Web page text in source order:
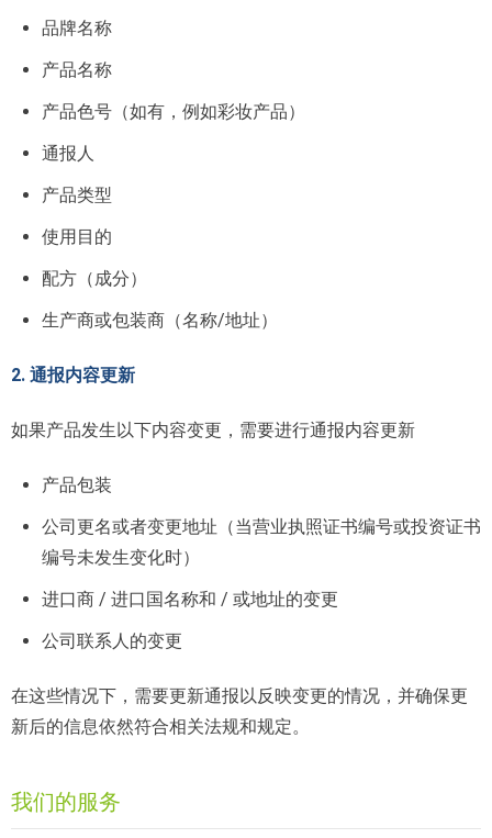
品牌名称
产品名称
产品色号（如有，例如彩妆产品）
通报人
产品类型
使用目的
配方（成分）
生产商或包装商（名称/地址）
2. 通报内容更新
如果产品发生以下内容变更，需要进行通报内容更新
产品包装
公司更名或者变更地址（当营业执照证书编号或投资证书
编号未发生变化时）
进口商 / 进口国名称和 / 或地址的变更
公司联系人的变更
在这些情况下，需要更新通报以反映变更的情况，并确保更
新后的信息依然符合相关法规和规定。
我们的服务